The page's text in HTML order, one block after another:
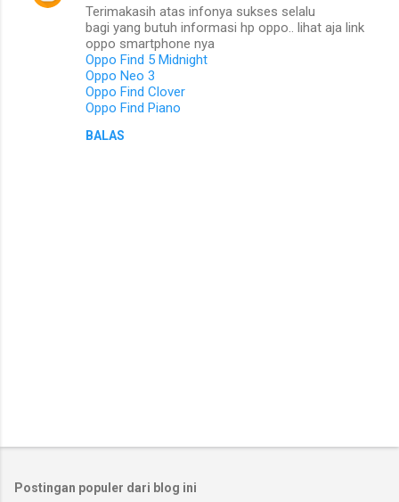
Terimakasih atas infonya sukses selalu
bagi yang butuh informasi hp oppo.. lihat aja link
oppo smartphone nya
Oppo Find 5 Midnight
Oppo Neo 3
Oppo Find Clover
Oppo Find Piano
BALAS
t
Postingan populer dari blog ini